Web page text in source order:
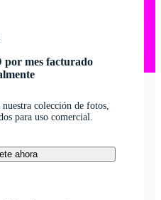
por mes facturado
colección de fotos,
para uso comercial.
ahora